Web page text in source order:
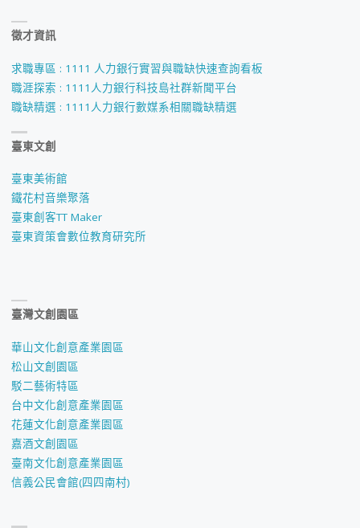
徵才資訊
求職專區 : 1111 人力銀行實習與職缺快速查詢看板
職涯探索 : 1111人力銀行科技島社群新聞平台
職缺精選 : 1111人力銀行數媒系相關職缺精選
臺東文創
臺東美術館
鐵花村音樂聚落
臺東創客TT Maker
臺東資策會數位教育研究所
臺灣文創園區
華山文化創意產業園區
松山文創園區
駁二藝術特區
台中文化創意產業園區
花蓮文化創意產業園區
嘉酒文創園區
臺南文化創意產業園區
信義公民會館(四四南村)